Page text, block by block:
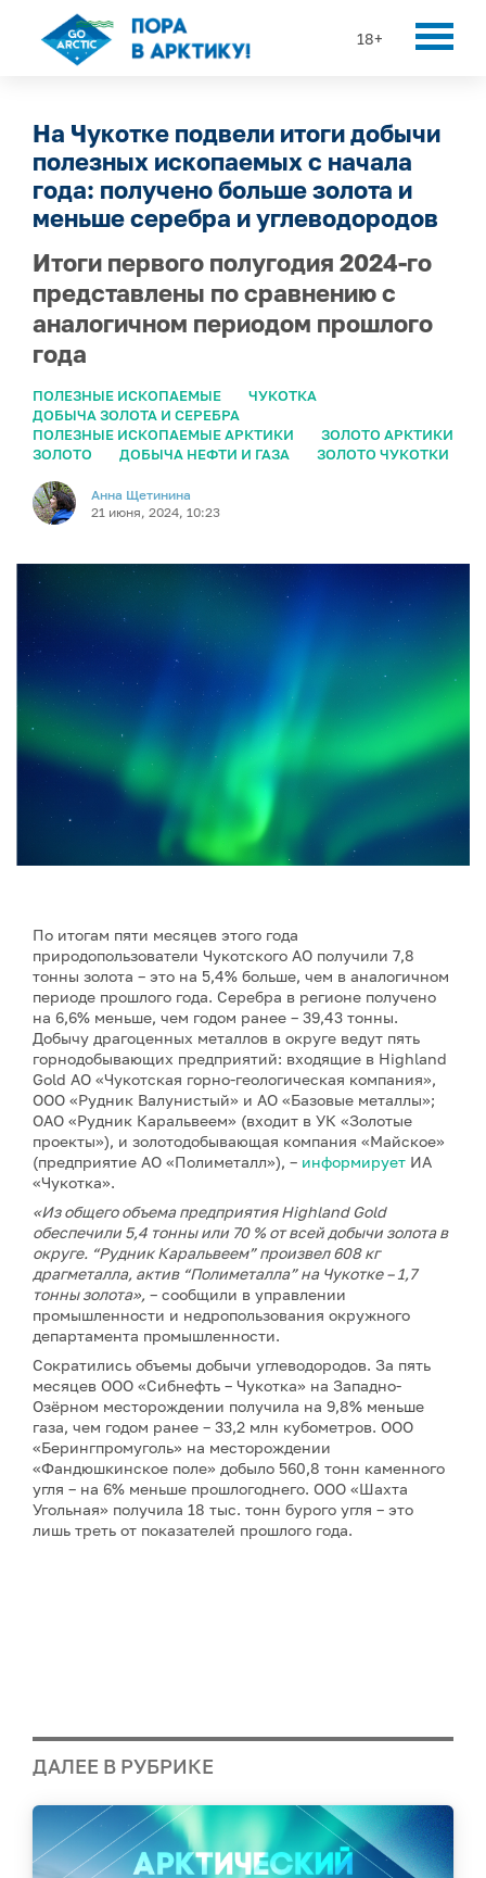
18+
На Чукотке подвели итоги добычи
полезных ископаемых с начала
года: получено больше золота и
меньше серебра и углеводородов
Итоги первого полугодия 2024-го
представлены по сравнению с
аналогичном периодом прошлого
года
ПОЛЕЗНЫЕ ИСКОПАЕМЫЕ
ЧУКОТКА
ДОБЫЧА ЗОЛОТА И СЕРЕБРА
ПОЛЕЗНЫЕ ИСКОПАЕМЫЕ АРКТИКИ
ЗОЛОТО АРКТИКИ
ЗОЛОТО
ДОБЫЧА НЕФТИ И ГАЗА ЗОЛОТО ЧУКОТКИ
Анна Щетинина
21 июня, 2024, 10:23
По итогам пяти месяцев этого года
природопользователи Чукотского АО получили 7,8
тонны золота – это на 5,4% больше, чем в аналогичном
периоде прошлого года. Серебра в регионе получено
на 6,6% меньше, чем годом ранее – 39,43 тонны.
Добычу драгоценных металлов в округе ведут пять
горнодобывающих предприятий: входящие в Highland
Gold АО «Чукотская горно-геологическая компания»,
ООО «Рудник Валунистый» и АО «Базовые металлы»;
ОАО «Рудник Каральвеем» (входит в УК «Золотые
проекты»), и золотодобывающая компания «Майское»
(предприятие АО «Полиметалл»), – информирует ИА
«Чукотка».
«Из общего объема предприятия Highland Gold
обеспечили 5,4 тонны или 70 % от всей добычи золота в
округе. “Рудник Каральвеем” произвел 608 кг
драгметалла, актив “Полиметалла” на Чукотке – 1,7
тонны золота», – сообщили в управлении
промышленности и недропользования окружного
департамента промышленности.
Сократились объемы добычи углеводородов. За пять
месяцев ООО «Сибнефть – Чукотка» на Западно-
Озёрном месторождении получила на 9,8% меньше
газа, чем годом ранее – 33,2 млн кубометров. ООО
«Берингпромуголь» на месторождении
«Фандюшкинское поле» добыло 560,8 тонн каменного
угля – на 6% меньше прошлогоднего. ООО «Шахта
Угольная» получила 18 тыс. тонн бурого угля – это
лишь треть от показателей прошлого года.
ДАЛЕЕ В РУБРИКЕ